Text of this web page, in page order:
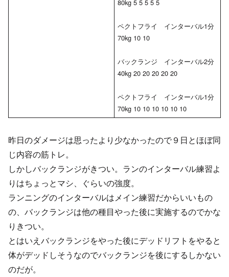
80kg 5 5 5 5 5
ペクトフライ インターバル1分
70kg 10 10
バックランジ インターバル2分
40kg 20 20 20 20 20
ペクトフライ インターバル1分
70kg 10 10 10 10 10 10
昨日のダメージは思ったより少なかったので９日とほぼ同
じ内容の筋トレ。
しかしバックランジがきつい。ランのインターバル練習よ
りはちょっとマシ、ぐらいの強度。
ランニングのインターバルはメイン練習だからいいもの
の、バックランジは他の種目やった後に実施するのでかな
りきつい。
とはいえバックランジをやった後にデッドリフトをやると
体がデッドしそうなのでバックランジを後にするしかない
のだが。